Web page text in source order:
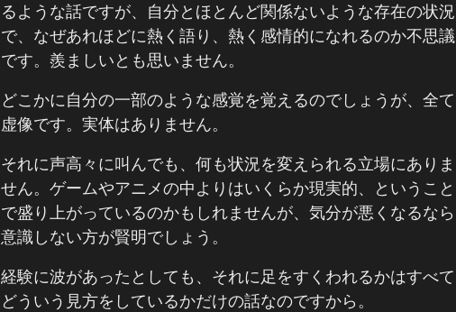
るような話ですが、自分とほとんど関係ないような存在の状況
で、なぜあれほどに熱く語り、熱く感情的になれるのか不思議
です。羨ましいとも思いません。
どこかに自分の一部のような感覚を覚えるのでしょうが、全て
虚像です。実体はありません。
それに声高々に叫んでも、何も状況を変えられる立場にありま
せん。ゲームやアニメの中よりはいくらか現実的、ということ
で盛り上がっているのかもしれませんが、気分が悪くなるなら
意識しない方が賢明でしょう。
経験に波があったとしても、それに足をすくわれるかはすべて
どういう見方をしているかだけの話なのですから。